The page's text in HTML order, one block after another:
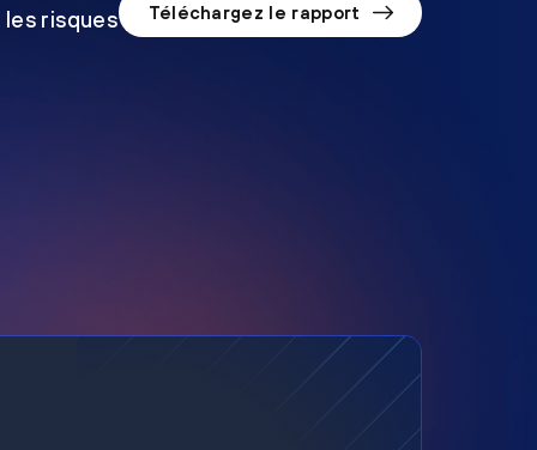
risques Téléchargez le rapport